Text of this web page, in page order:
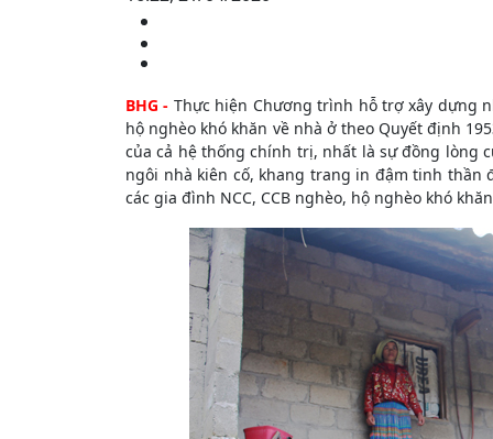
BHG - Thực hiện Chương trình hỗ trợ xây dựng
hộ nghèo khó khăn về nhà ở theo Quyết định
của cả hệ thống chính trị, nhất là sự đồng lòng
ngôi nhà kiên cố, khang trang in đậm tinh thần
các gia đình NCC, CCB nghèo, hộ nghèo khó